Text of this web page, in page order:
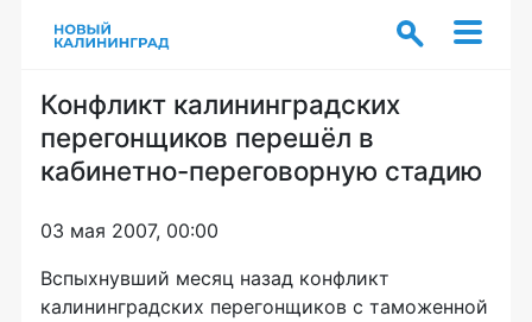
Конфликт калининградских
перегонщиков перешёл в
кабинетно-переговорную стадию
03 мая 2007, 00:00
Вспыхнувший месяц назад конфликт
калининградских перегонщиков с таможенной